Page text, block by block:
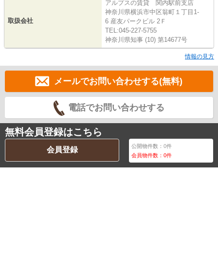
取扱会社
アルプスの賃貸 関内駅前支店
神奈川県横浜市中区翁町１丁目1-
6 産友パークビル 2Ｆ
TEL:045-227-5755
神奈川県知事 (10) 第14677号
情報の見方
メールでお問い合わせする(無料)
電話でお問い合わせする
無料会員登録はこちら
会員登録 公開物件数：0件
会員物件数：0件